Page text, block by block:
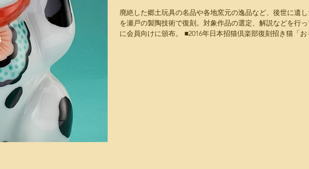
廃絶した郷土玩具の名品や各地窯元の逸品など、後世に遺
を瀬戸の製陶技術で復刻。対象作品の選定、解説などを行
に会員向けに頒布。 ■2016年日本招猫倶楽部復刻招き猫「